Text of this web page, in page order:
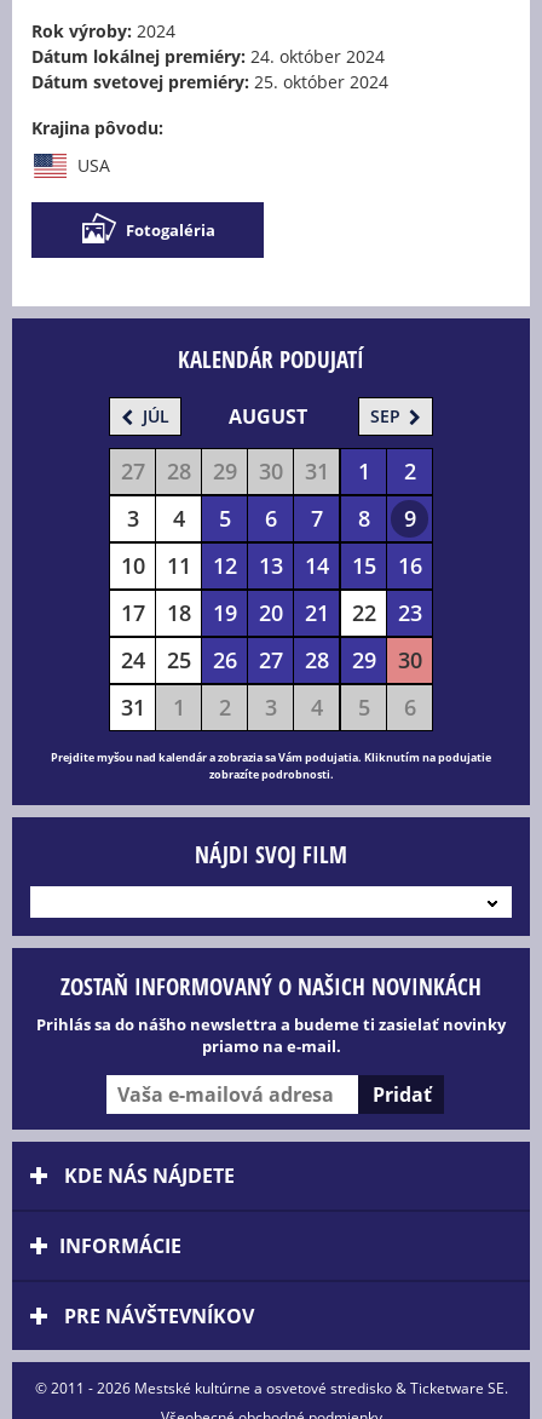
Rok výroby: 2024
Dátum lokálnej premiéry: 24. október 2024
Dátum svetovej premiéry: 25. október 2024
Krajina pôvodu:
USA
Fotogaléria
KALENDÁR PODUJATÍ
JÚL AUGUST SEP
27 28 29 30 31 1
2
3
4 5 6 7 8
9
10
11 12 13 14 15
16
17
18 19 20 21 22
23
24
25 26 27 28 29
30
31
1 2 3 4 5 6
Prejdite myšou nad kalendár a zobrazia sa Vám podujatia. Kliknutím na podujatie
zobrazíte podrobnosti.
NÁJDI SVOJ FILM
ZOSTAŇ INFORMOVANÝ O NAŠICH NOVINKÁCH
Prihlás sa do nášho newslettra a budeme ti zasielať novinky
priamo na e-mail.
KDE NÁS NÁJDETE
INFORMÁCIE
PRE NÁVŠTEVNÍKOV
© 2011 - 2026 Mestské kultúrne a osvetové stredisko & Ticketware SE.